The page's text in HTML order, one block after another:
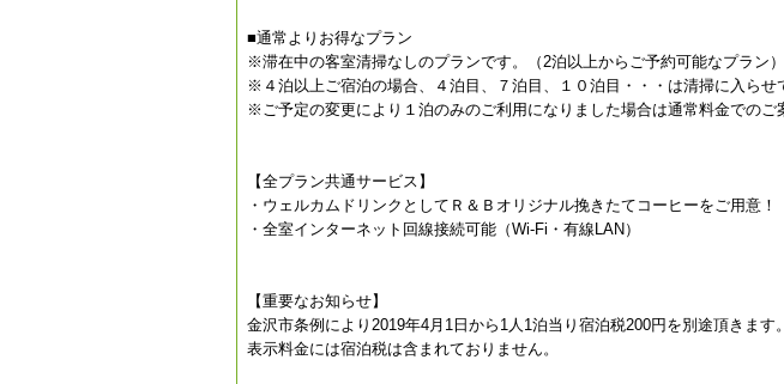
■通常よりお得なプラン
※滞在中の客室清掃なしのプランです。（2泊以上からご予約可能なプラン）
※４泊以上ご宿泊の場合、４泊目、７泊目、１０泊目・・・は清掃に入らせ
※ご予定の変更により１泊のみのご利用になりました場合は通常料金でのご
【全プラン共通サービス】
・ウェルカムドリンクとしてＲ＆Ｂオリジナル挽きたてコーヒーをご用意！
・全室インターネット回線接続可能（Wi-Fi・有線LAN）
【重要なお知らせ】
金沢市条例により2019年4月1日から1人1泊当り宿泊税200円を別途頂きます。
表示料金には宿泊税は含まれておりません。